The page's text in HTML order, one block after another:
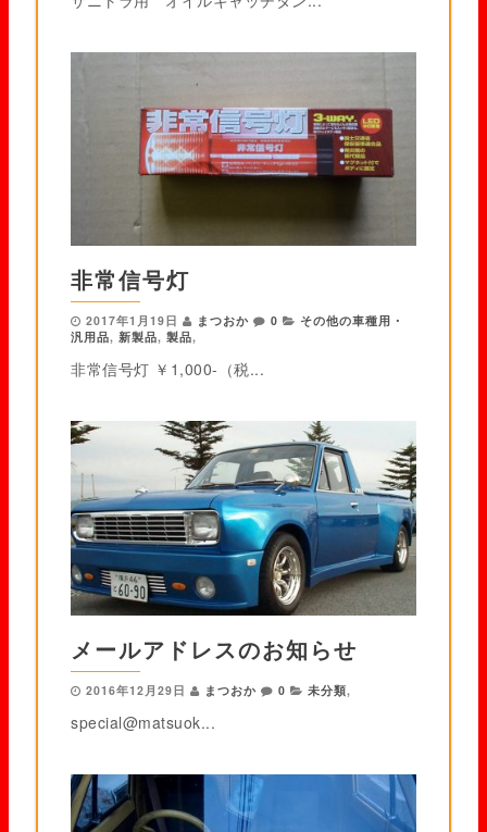
非常信号灯
2017年1月19日 まつおか 0
その他の車種用・
汎用品, 新製品, 製品,
非常信号灯 ￥1,000-（税...
メールアドレスのお知らせ
2016年12月29日 まつおか 0 未分類,
special@matsuok...